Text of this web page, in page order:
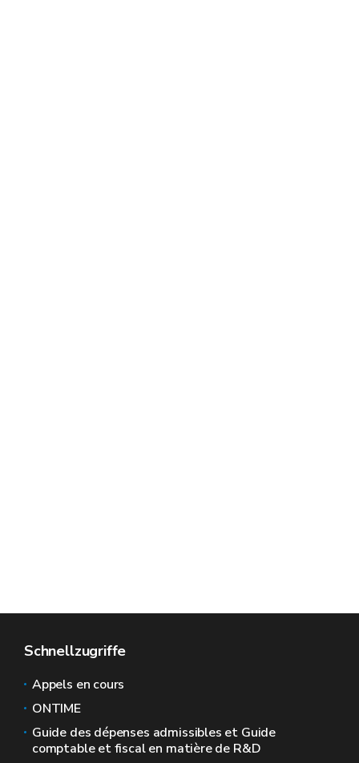
Schnellzugriffe
Appels en cours
ONTIME
Guide des dépenses admissibles et Guide
comptable et fiscal en matière de R&D